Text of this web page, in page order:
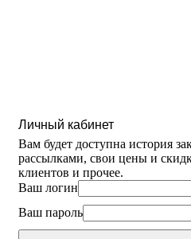
Личный кабинет
Вам будет доступна история
рассылками, свои цены и
клиентов и прочее.
Ваш логин
Ваш пароль